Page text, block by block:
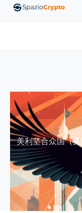
EthereumETH
美利坚合众国（